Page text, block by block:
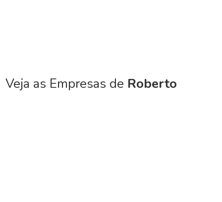
Veja as Empresas de Roberto